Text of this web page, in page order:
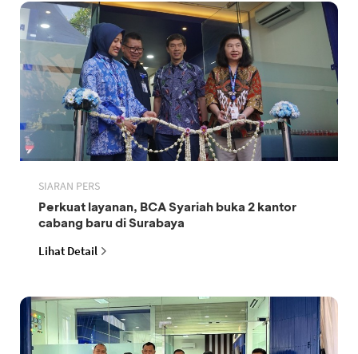
SIARAN PERS
Perkuat layanan, BCA Syariah buka 2 kantor
cabang baru di Surabaya
Lihat Detail